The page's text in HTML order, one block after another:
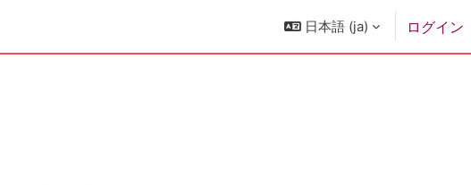
日本語 ‎(ja)‎ ログイン